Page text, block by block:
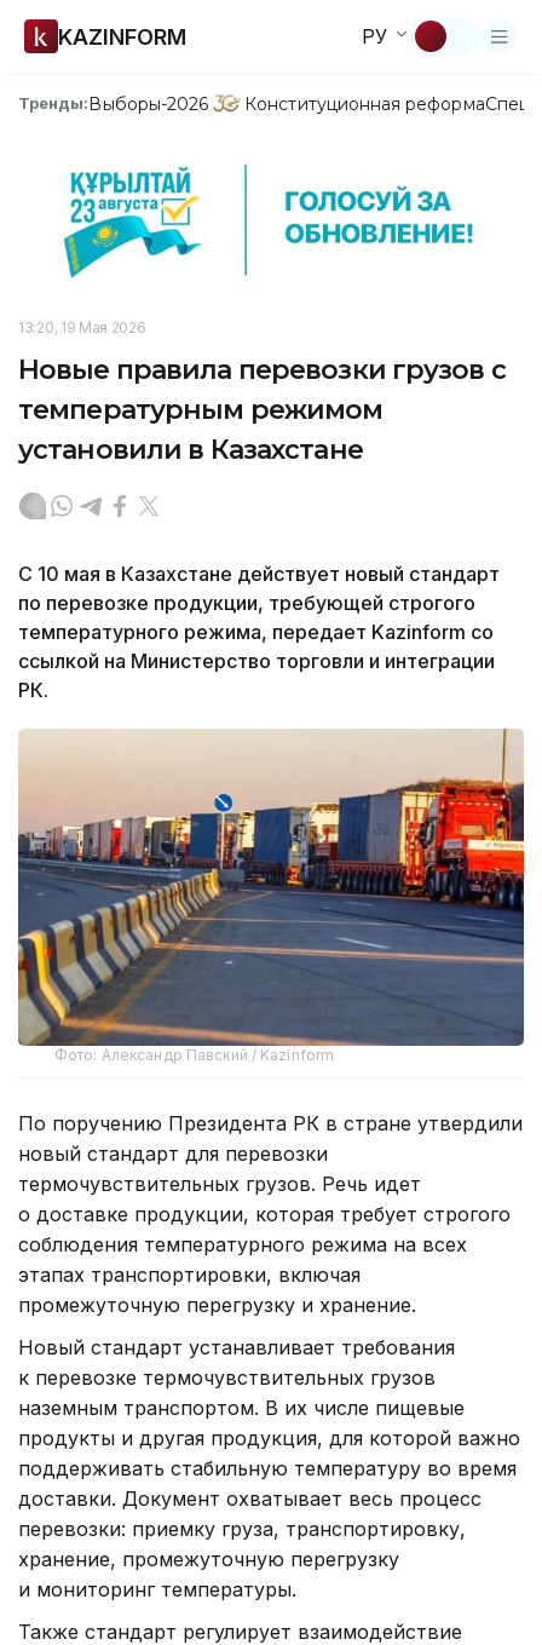
KAZINFORM РУ
Тренды:Выборы-2026 Конституционная реформа
13:20, 19 Мая 2026
Новые правила перевозки грузов с
температурным режимом
установили в Казахстане
С 10 мая в Казахстане действует новый стандарт
по перевозке продукции, требующей строгого
температурного режима, передает Kazinform со
ссылкой на Министерство торговли и интеграции
РК.
Фото: Александр Павский / Kazinform
По поручению Президента РК в стране утвердили
новый стандарт для перевозки
термочувствительных грузов. Речь идет
о доставке продукции, которая требует строгого
соблюдения температурного режима на всех
этапах транспортировки, включая
промежуточную перегрузку и хранение.
Новый стандарт устанавливает требования
к перевозке термочувствительных грузов
наземным транспортом. В их числе пищевые
продукты и другая продукция, для которой важно
поддерживать стабильную температуру во время
доставки. Документ охватывает весь процесс
перевозки: приемку груза, транспортировку,
хранение, промежуточную перегрузку
и мониторинг температуры.
Также стандарт регулирует взаимодействие